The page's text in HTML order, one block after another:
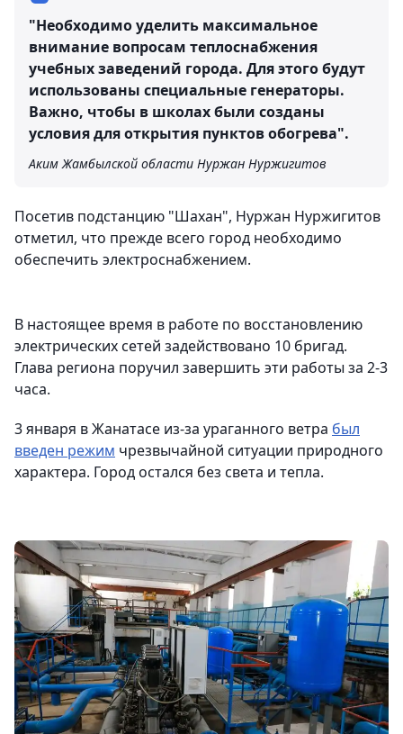
"Необходимо уделить максимальное
внимание вопросам теплоснабжения
учебных заведений города. Для этого будут
использованы специальные генераторы.
Важно, чтобы в школах были созданы
условия для открытия пунктов обогрева".
Аким Жамбылской области Нуржан Нуржигитов
Посетив подстанцию "Шахан", Нуржан Нуржигитов
отметил, что прежде всего город необходимо
обеспечить электроснабжением.
В настоящее время в работе по восстановлению
электрических сетей задействовано 10 бригад.
Глава региона поручил завершить эти работы за 2-3
часа.
3 января в Жанатасе из-за ураганного ветра был
введен режим чрезвычайной ситуации природного
характера. Город остался без света и тепла.